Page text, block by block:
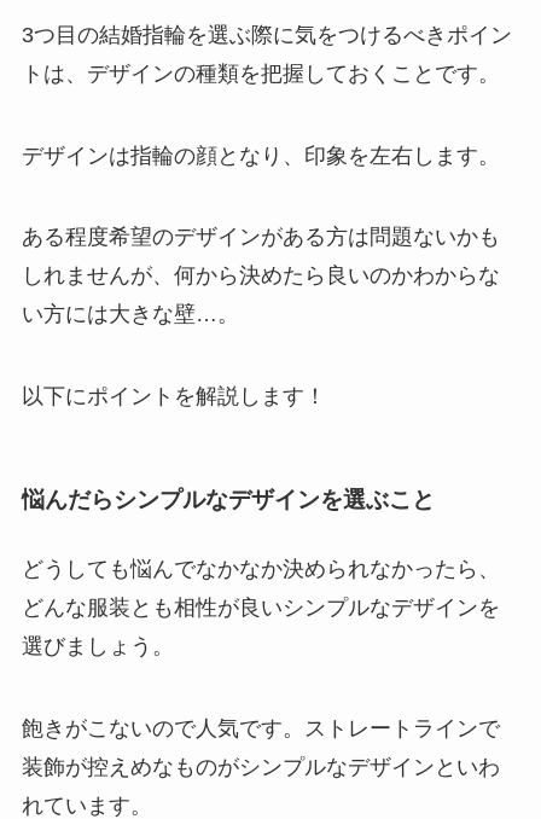
3つ目の結婚指輪を選ぶ際に気をつけるべきポイン
トは、デザインの種類を把握しておくことです。
デザインは指輪の顔となり、印象を左右します。
ある程度希望のデザインがある方は問題ないかも
しれませんが、何から決めたら良いのかわからな
い方には大きな壁…。
以下にポイントを解説します！
悩んだらシンプルなデザインを選ぶこと
どうしても悩んでなかなか決められなかったら、
どんな服装とも相性が良いシンプルなデザインを
選びましょう。
飽きがこないので人気です。ストレートラインで
装飾が控えめなものがシンプルなデザインといわ
れています。